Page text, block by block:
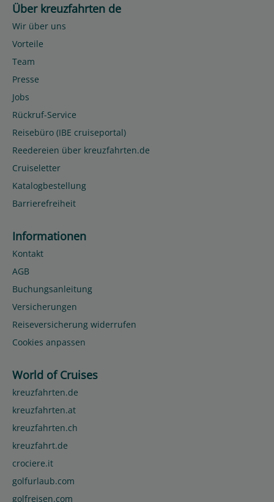
Über kreuzfahrten de
Wir über uns
Vorteile
Team
Presse
Jobs
Rückruf-Service
Reisebüro (IBE cruiseportal)
Reedereien über kreuzfahrten.de
Cruiseletter
Katalogbestellung
Barrierefreiheit
Informationen
Kontakt
AGB
Buchungsanleitung
Versicherungen
Reiseversicherung widerrufen
Cookies anpassen
World of Cruises
kreuzfahrten.de
kreuzfahrten.at
kreuzfahrten.ch
kreuzfahrt.de
crociere.it
golfurlaub.com
golfreisen.com